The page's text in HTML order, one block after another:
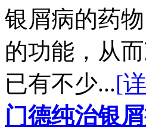
银屑病的药
的功能，从
已有不少...[
门德纯治银